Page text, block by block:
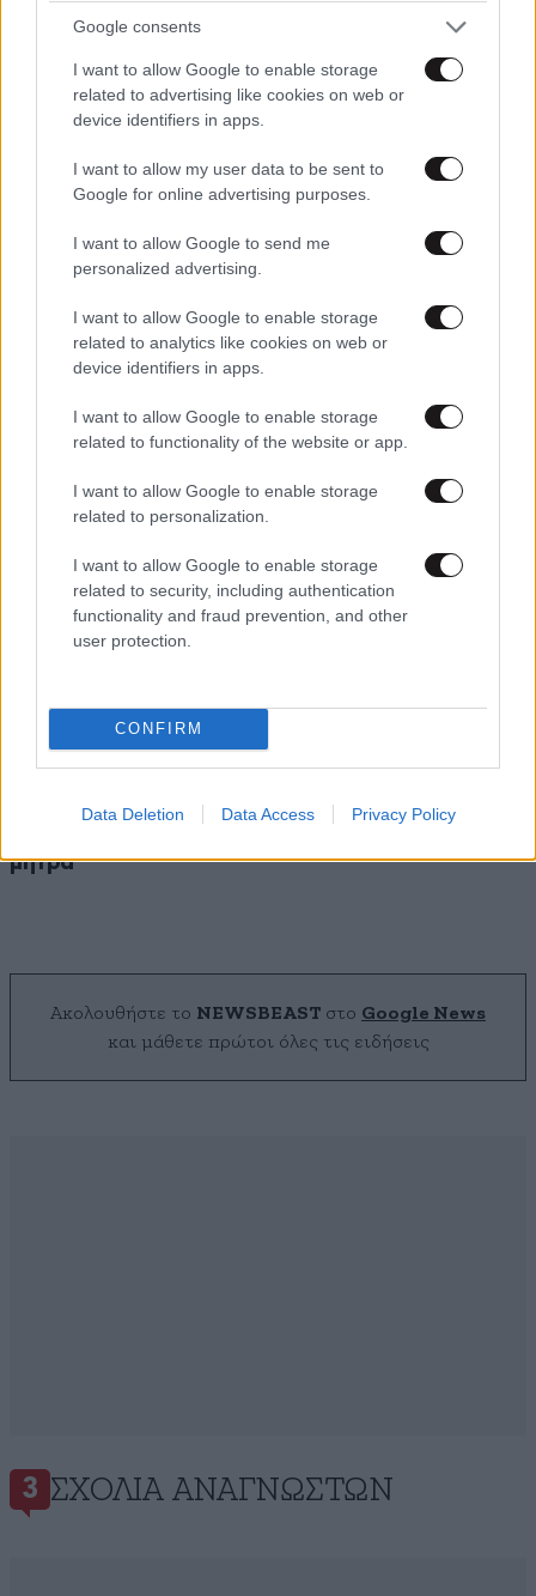
Google consents
I want to allow Google to enable storage
related to advertising like cookies on web or
device identifiers in apps.
I want to allow my user data to be sent to
Google for online advertising purposes.
I want to allow Google to send me
personalized advertising.
I want to allow Google to enable storage
related to analytics like cookies on web or
device identifiers in apps.
I want to allow Google to enable storage
related to functionality of the website or app.
I want to allow Google to enable storage
related to personalization.
I want to allow Google to enable storage
related to security, including authentication
functionality and fraud prevention, and other
user protection.
CONFIRM
Data Deletion Data Access Privacy Policy
Τι πρέπει να κάνουν οι άνδρες στα 40, 50, 60
και 70 – Μην περιμένετε να σας «προδώσει» το
Ιατρικό θαύμα: Γιατροί στις ΗΠΑ έγραψαν
μήτρα
Ακολουθήστε το NEWSBEAST στο Google News
και μάθετε πρώτοι όλες τις ειδήσεις
3 ΣΧΌΛΙΑ ΑΝΑΓΝΩΣΤΏΝ